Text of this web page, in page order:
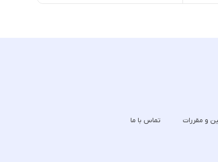
و مقررات تماس با ما